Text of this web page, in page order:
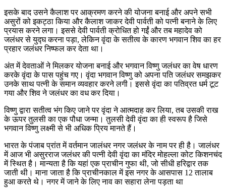
इसके बाद उसने कैलाश पर आक्रमण करने की योजना बनाई और अपने सभी
असुरों को इकट्ठा किया और कैलाश जाकर देवी पार्वती को पत्नी बनाने के लिए
प्रयास करने लगा। इससे देवी पार्वती क्रोधित हो गईं और तब महादेव को
जलंधर से युद्घ करना पड़ा, लेकिन वृंदा के सतीत्व के कारण भगवान शिव का हर
प्रहार जलंधर निष्फल कर देता था।
अंत में देवताओं ने मिलकर योजना बनाई और भगवान विष्णु जलंधर का वेष धारण
करके वृंदा के पास पहुंच गए। वृंदा भगवान विष्णु को अपना पति जलंधर समझकर
उनके साथ पत्नी के समान व्यवहार करने लगी। इससे वृंदा का पतिव्रत धर्म टूट
गया और शिव ने जलंधर का वध कर दिया।
विष्णु द्वारा सतीत्व भंग किए जाने पर वृंदा ने आत्मदाह कर लिया, तब उसकी राख
के ऊपर तुलसी का एक पौधा जन्मा। तुलसी देवी वृंदा का ही स्वरूप है जिसे
भगवान विष्णु लक्ष्मी से भी अधिक प्रिय मानते हैं।
भारत के पंजाब प्रांत में वर्तमान जालंधर नगर जलंधर के नाम पर ही है। जालंधर
में आज भी असुरराज जलंधर की पत्नी देवी वृंदा का मंदिर मोहल्ला कोट किशनचंद
में स्थित है। मान्यता है कि यहां एक प्राचीन गुफा थी, जो सीधी हरिद्वार तक
जाती थी। माना जाता है कि प्राचीनकाल में इस नगर के आसपास 12 तालाब
हुआ करते थे। नगर में जाने के लिए नाव का सहारा लेना पड़ता था